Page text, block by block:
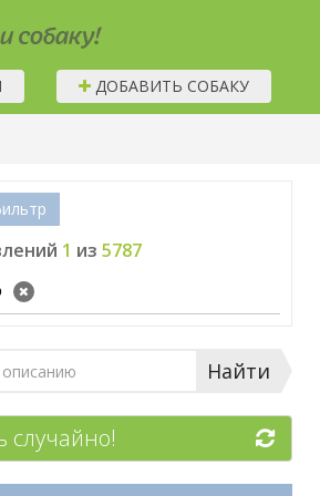
ДОБАВИТЬ СОБАКУ
1 из 5787
Найти
случайно!